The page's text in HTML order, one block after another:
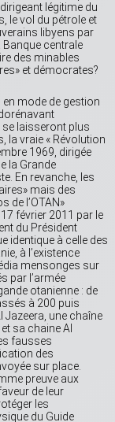
légitime du
le vol du pétrole et
libyens par
Banque centrale
des minables
et démocrates?
mode de gestion
se laisseront plus
la vraie « Révolution
1969, dirigée
la Grande
En revanche, les
mais des
de l’OTAN»
février 2011 par le
du Président
identique à celle des
à l’existence
mensonges sur
par l’armée
otanienne : de
à 200 puis
une chaîne
sa chaine Al
fausses
des
sur place.
preuve aux
de leur
les
du Guide